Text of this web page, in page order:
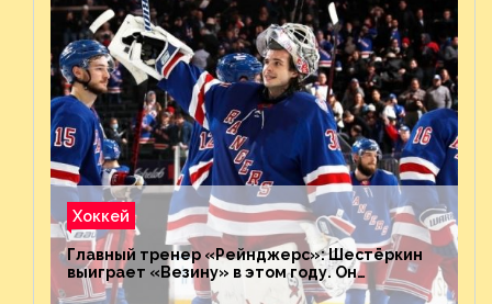
Хоккей
Главный тренер «Рейнджерс»: Шестёркин
выиграет «Везину» в этом году. Он
невероятен